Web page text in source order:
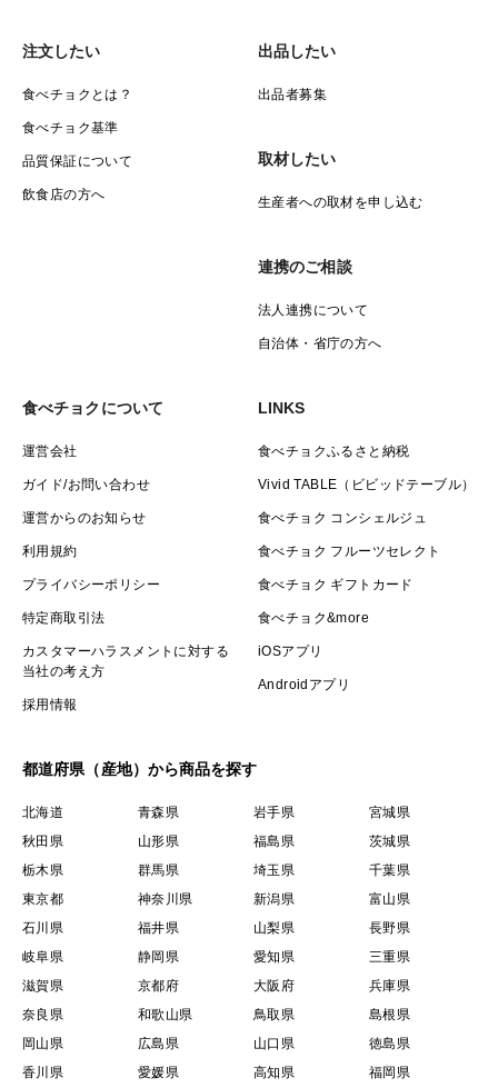
注文したい
食べチョクとは？
食べチョク基準
品質保証について
飲食店の方へ
出品したい
出品者募集
取材したい
生産者への取材を申し込む
連携のご相談
法人連携について
自治体・省庁の方へ
食べチョクについて
運営会社
ガイド/お問い合わせ
運営からのお知らせ
利用規約
プライバシーポリシー
特定商取引法
カスタマーハラスメントに対する
当社の考え方
採用情報
LINKS
食べチョクふるさと納税
Vivid TABLE（ビビッドテーブル）
食べチョク コンシェルジュ
食べチョク フルーツセレクト
食べチョク ギフトカード
食べチョク&more
iOSアプリ
Androidアプリ
都道府県（産地）から商品を探す
北海道 青森県 岩手県
宮城県
秋田県
山形県 福島県
茨城県
栃木県
群馬県 埼玉県
千葉県
東京都
神奈川県 新潟県
富山県
石川県
福井県 山梨県
長野県
岐阜県
静岡県 愛知県
三重県
滋賀県
京都府 大阪府
兵庫県
奈良県
和歌山県 鳥取県
島根県
岡山県
広島県 山口県
徳島県
香川県
愛媛県 高知県 福岡県